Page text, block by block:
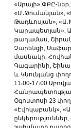
«Արայի» ՓԲԸ-
«Մ․Թումանյան»,
Թադևոսյան»,
Կարապետյան»,
թաղամաս,
Չարենցի,
մասնակի,
Գագարինի,
և Կնունյանց
11։00-17։00
Օգոստոսի 23
«Էվոկաբանկ»,